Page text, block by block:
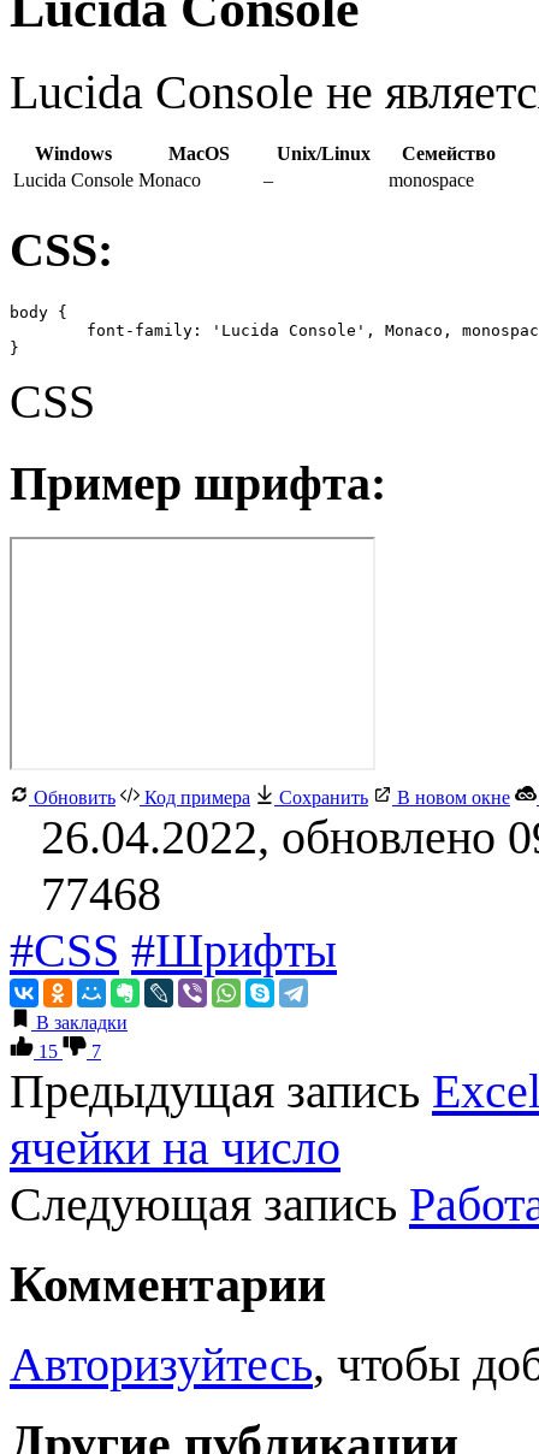
Lucida Console не
Windows MacOS Unix/Linux
Семейство
Lucida Console Monaco – monospace
CSS:
body {
}
CSS
Пример шрифта:
Обновить Код примера Сохранить В новом окне
26.04.2022, обновлено
77468
#CSS #Шрифты
В закладки
15
7
Предыдущая запись
ячейки на число
Следующая запись
Комментарии
Авторизуйтесь, чтобы